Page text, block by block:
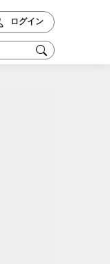
ログイン